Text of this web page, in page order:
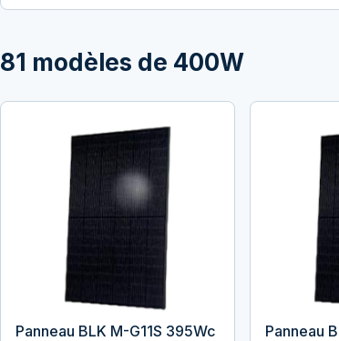
81 modèles de 400W
Panneau BLK M-G11S 395Wc Panneau